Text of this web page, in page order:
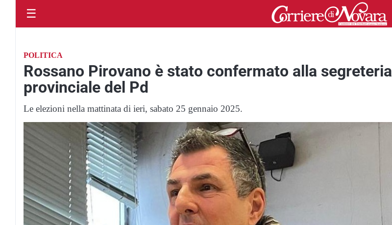
☰
POLITICA
Rossano Pirovano è stato confermato alla segreteria
provinciale del Pd
Le elezioni nella mattinata di ieri, sabato 25 gennaio 2025.